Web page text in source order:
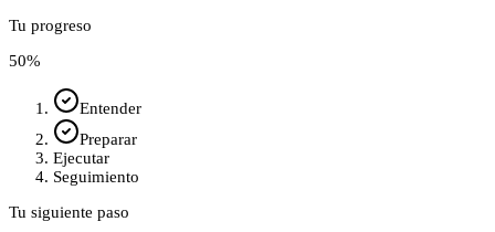
Tu progreso
50%
Entender
Preparar
Ejecutar
Seguimiento
Tu siguiente paso